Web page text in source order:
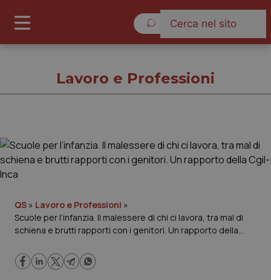
Cronache
Governo e Parlamento
Regioni e Asl
Lavoro e Professioni
Lavoro e Professioni
QS » Lavoro e Professioni »
Scuole per l’infanzia. Il malessere di chi ci lavora, tra mal di
schiena e brutti rapporti con i genitori. Un rapporto della